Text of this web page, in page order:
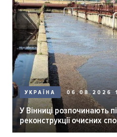
УКРАЇНА 06.08.2026
У Вінниці розпочинають
реконструкції очисних
мер Вінниці.